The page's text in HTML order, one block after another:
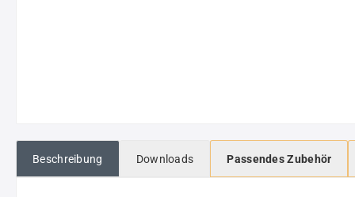
Beschreibung Downloads Passendes Zubehör